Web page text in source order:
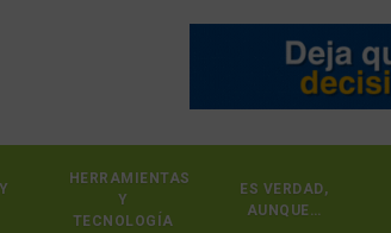
HERRAMIENTAS
Y
TECNOLOGÍA
ES VERDAD,
AUNQUE…